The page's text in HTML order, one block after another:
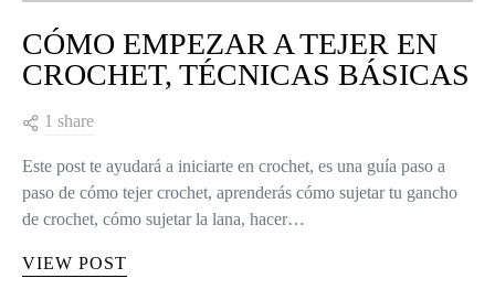
CÓMO EMPEZAR A TEJER EN
CROCHET, TÉCNICAS BÁSICAS
1 share
Este post te ayudará a iniciarte en crochet, es una guía paso a
paso de cómo tejer crochet, aprenderás cómo sujetar tu gancho
de crochet, cómo sujetar la lana, hacer…
VIEW POST